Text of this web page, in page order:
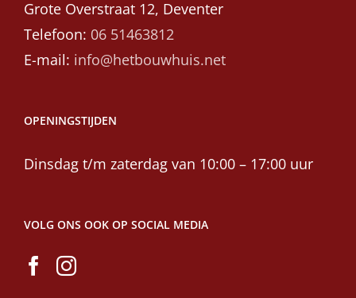
Grote Overstraat 12, Deventer
Telefoon: 06 51463812
E-mail: info@hetbouwhuis.net
OPENINGSTIJDEN
Dinsdag t/m zaterdag van 10:00 – 17:00 uur
VOLG ONS OOK OP SOCIAL MEDIA